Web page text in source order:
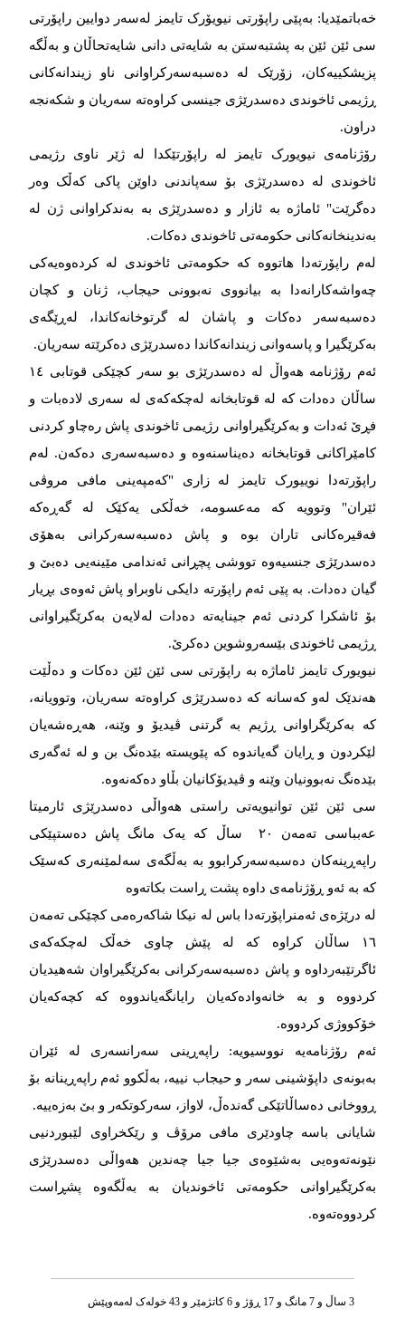
خەباتمێدیا: بەپێی راپۆرتی نیویۆرک تایمز لەسەر دوایین راپۆرتی
سی ئێن ئێن بە پشتبەستن بە شایەتی دانی شایەتحاڵان و بەڵگە
پزیشکییەکان، زۆرێک له‌‌‌ ده‌‌‌سبه‌‌‌سه‌‌‌رکراوانی ناو زیندانه‌‌‌کانی
ڕژیمی ئاخوندی ده‌‌‌سدرێژی جینسی کراوه‌‌‌ته‌‌‌ سه‌‌‌ریان و شکه‌‌‌نجه‌‌‌
دراون.
رۆژنامەی نیویورک تایمز لە راپۆرتێکدا لە ژێر ناوی رژیمی
ئاخوندی لە دەسدرێژی بۆ سەپاندنی داوێن پاکی کەڵک وەر
دەگرێت" ئاماژە بە ئازار و دەسدرێژی بە بەندکراوانی ژن لە
بەندینخانەکانی حکومەتی ئاخوندی دەکات.
لەم راپۆرتەدا هاتووە کە حکومەتی ئاخوندی لە کردەوەیەکی
چەواشەکارانەدا بە بیانووی نەبوونی حیجاب، ژنان و کچان
دەسبەسەر دەکات و پاشان له‌‌‌ گرتوخانه‌‌‌کاندا، له‌‌‌ڕێگه‌‌‌ی
به‌‌‌کرێگیرا و پاسه‌‌‌وانی زیندانه‌‌‌کاندا دەسدرێژی دەکرێته‌‌‌ سه‌‌‌ریان.
ئەم رۆژنامە هەواڵ لە دەسدرێژی بو سەر کچێکی قوتابی ١٤
ساڵان دەدات کە لە قوتابخانە لەچکەکەی لە سەری لادەبات و
فڕێ ئەدات و بەکرێگیراوانی رژیمی ئاخوندی پاش رەچاو کردنی
کامێراکانی قوتابخانە دەیناسنەوە و دەسبەسەری دەکەن. لەم
راپۆرتەدا نوییورک تایمز لە زاری "کەمپەینی مافی مروڤی
ئێران" وتوویە کە مه‌‌‌عسومه‌‌‌، خەڵکی یەکێک لە گەڕەکە
فەقیرەکانی تاران بوه‌‌‌ و پاش ده‌‌‌سبه‌‌‌سه‌‌‌رکرانی به‌‌‌هۆی
دەسدرێژی جنسیه‌‌‌وه‌‌‌ تووشی پچڕانی ئەندامی مێینەیی دەبێ و
گیان دەدات. بە پێی ئەم راپۆرتە دایکی ناوبراو پاش ئەوەی بڕیار
بۆ ئاشکرا کردنی ئەم جینایەتە دەدات لەلایەن بەکرێگیراوانی
ڕژیمی ئاخوندی بێسەروشوین دەکرێ.
نیویورک تایمز ئاماژە بە راپۆرتی سی ئێن ئێن دەکات و دەڵێت
هەندێک لەو کەسانە کە دەسدرێژی کراوەته‌‌‌ سەریان، وتوویانە،
که‌‌‌ به‌‌‌کرێگراوانی ڕژیم به‌‌‌ گرتنی ڤیدیۆ و وێنه‌‌‌، هه‌‌‌ڕه‌‌‌شه‌‌‌یان
لێکردون و ڕایان گه‌‌‌یاندوه‌‌‌ که‌‌‌ پێویسته‌‌‌ بێده‌‌‌نگ بن و له‌‌‌ ئه‌‌‌گه‌‌‌ری
بێده‌‌‌نگ نه‌‌‌بوونیان وێنه‌‌‌ و ڤیدیۆکانیان بڵاو ده‌‌‌که‌‌‌نه‌‌‌وه‌‌‌.
سی ئێن ئێن توانیویەتی راستی هەواڵی دەسدرێژی ئارمیتا
عەبباسی تەمەن ٢٠ ساڵ کە یەک مانگ پاش دەستپێکی
راپەڕینەکان دەسبەسەرکرابوو به‌‌‌ به‌‌‌ڵگه‌‌‌ی سه‌‌‌لمێنه‌‌‌ری که‌‌‌سێک
که‌‌‌ به‌‌‌ ئه‌‌‌و ڕۆژنامه‌‌‌ی داوه‌‌‌ پشت ڕاست بکاته‌‌‌وه‌‌‌
له‌‌‌ درێژه‌‌‌ی ئه‌‌‌منراپۆرتەدا باس لە نیکا شاکەرەمی کچێکی تەمەن
١٦ ساڵان کراوە کە لە پێش چاوی خەڵک له‌‌‌چکەکەی
ئاگرتێبەرداوە و پاش دەسبەسەرکرانی بەکرێگیراوان شەهیدیان
کردووه و بە خانەوادە‌که‌‌‌یان رایانگەیاندووە کە کچەکەیان
خۆکووژی کردووە.
ئەم رۆژنامەیە نووسیویە: راپەڕینی سەرانسەری لە ئێران
بەبونەی داپۆشینی سەر و حیجاب نییە، بەڵکوو ئەم راپەڕینانە بۆ
ڕووخانی دەساڵاتێکی گەندەڵ، لاواز، سەرکوتکەر و بێ بەزەییە.
شایانی باسە چاودێری مافی مرۆڤ و رێکخراوی لێبوردنیی
نێونەتەوەیی بەشێوەی جیا جیا چەندین هەواڵی دەسدرێژی
بەکرێگیراوانی حکومەتی ئاخوندیان بە بەڵگەوە پشڕاست
کردووەتەوە.
3 ساڵ و 7 مانگ و 17 ڕۆژ و 6 کاتژمێر و 43 خوله‌ک له‌مه‌وپێش‌